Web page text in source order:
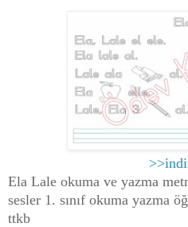
Ela Lale okuma ve yazma
sesler 1. sınıf okuma yazma
ttkb